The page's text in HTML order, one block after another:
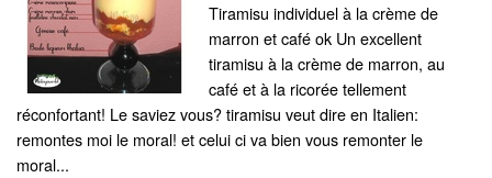
Tiramisu individuel à la crème de
marron et café ok Un excellent
tiramisu à la crème de marron, au
café et à la ricorée tellement
réconfortant! Le saviez vous? tiramisu veut dire en Italien:
remontes moi le moral! et celui ci va bien vous remonter le
moral...